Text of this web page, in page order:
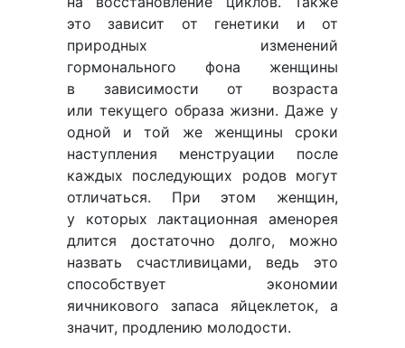
это зависит от генетики и от
природных изменений
гормонального фона женщины
в зависимости от возраста
или текущего образа жизни. Даже у
одной и той же женщины сроки
наступления менструации после
каждых последующих родов могут
отличаться. При этом женщин,
у которых лактационная аменорея
длится достаточно долго, можно
назвать счастливицами, ведь это
способствует экономии
яичникового запаса яйцеклеток, а
значит, продлению молодости.